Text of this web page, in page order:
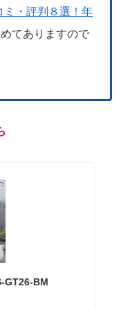
ミ・評判８選！年
めてありますので
GT26-BM